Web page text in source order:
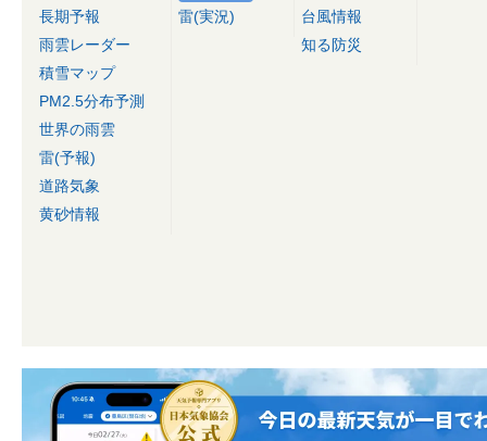
長期予報
雨雲レーダー
積雪マップ
PM2.5分布予測
世界の雨雲
雷(予報)
道路気象
黄砂情報
雷(実況)
台風情報
知る防災